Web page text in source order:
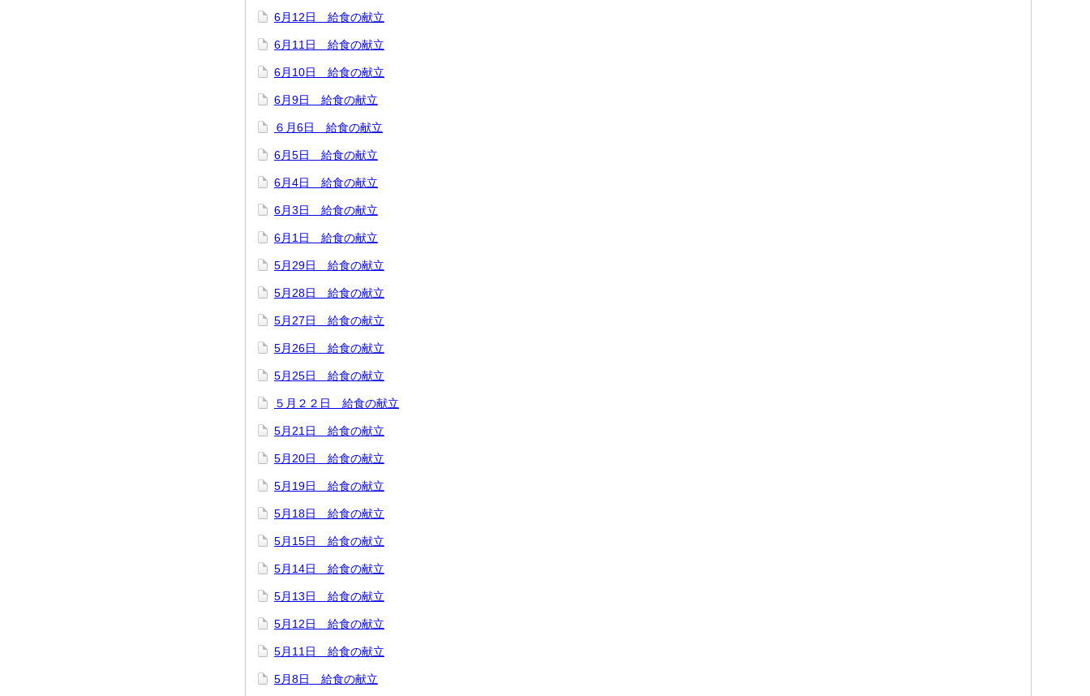
6月12日 給食の献立
6月11日 給食の献立
6月10日 給食の献立
6月9日 給食の献立
６月6日 給食の献立
6月5日 給食の献立
6月4日 給食の献立
6月3日 給食の献立
6月1日 給食の献立
5月29日 給食の献立
5月28日 給食の献立
5月27日 給食の献立
5月26日 給食の献立
5月25日 給食の献立
５月２２日 給食の献立
5月21日 給食の献立
5月20日 給食の献立
5月19日 給食の献立
5月18日 給食の献立
5月15日 給食の献立
5月14日 給食の献立
5月13日 給食の献立
5月12日 給食の献立
5月11日 給食の献立
5月8日 給食の献立